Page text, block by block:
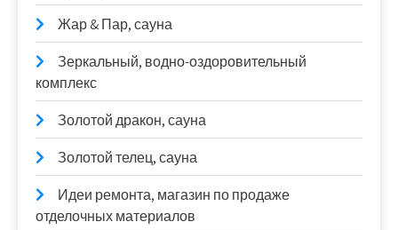
Жар & Пар, сауна
Зеркальный, водно-оздоровительный
комплекс
Золотой дракон, сауна
Золотой телец, сауна
Идеи ремонта, магазин по продаже
отделочных материалов